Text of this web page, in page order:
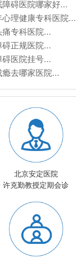
障碍医院哪家好...
心理健康专科医院...
痛专科医院...
碍正规医院...
碍医院挂号...
瘾去哪家医院...
北京安定医院
许克勤教授定期会诊